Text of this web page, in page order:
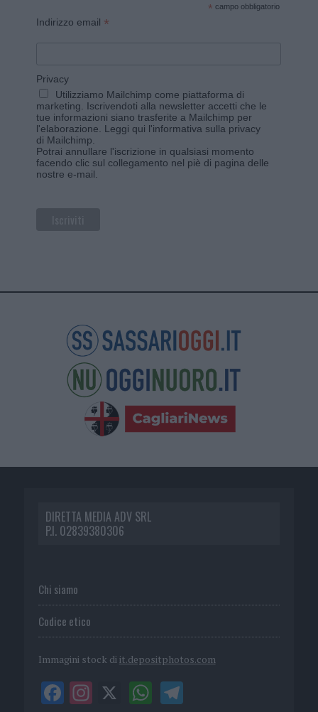
* campo obbligatorio
Indirizzo email *
Privacy
Utilizziamo Mailchimp come piattaforma di
marketing. Iscrivendoti alla newsletter accetti che le
tue informazioni siano trasferite a Mailchimp per
l'elaborazione. Leggi qui l'informativa sulla privacy
di Mailchimp
Potrai annullare l'iscrizione in qualsiasi momento
facendo clic sul collegamento nel piè di pagina delle
nostre e-mail.
DIRETTA MEDIA ADV SRL
P.I. 02839380306
Chi siamo
Codice etico
Immagini stock di it.depositphotos.com